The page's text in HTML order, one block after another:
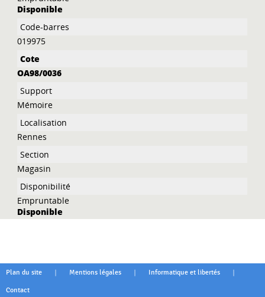
Disponible
019975
OA98/0036
Mémoire
Rennes
Magasin
Empruntable
Disponible
Plan du site | Mentions légales | Informatique et libertés |
Contact